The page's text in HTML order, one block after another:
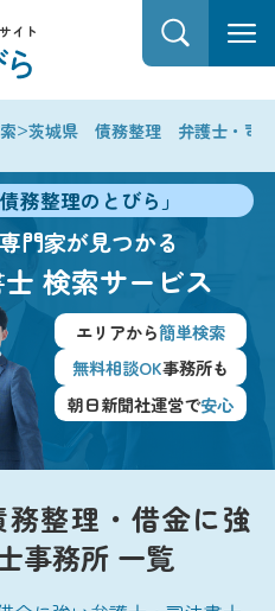
イト
>茨城県 債務整理 弁護士・司
務整理のとびら」
門家が見つかる
検索サービス
エリアから簡単検索
無料相談OK事務所も
朝日新聞社運営で安心
整理・借金に強
事務所 一覧